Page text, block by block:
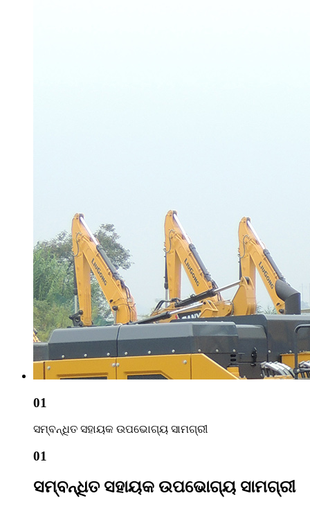
01
ସମ୍ବନ୍ଧିତ ସହାୟକ ଉପଭୋଗ୍ୟ ସାମଗ୍ରୀ
01
ସମ୍ବନ୍ଧିତ ସହାୟକ ଉପଭୋଗ୍ୟ ସାମଗ୍ରୀ